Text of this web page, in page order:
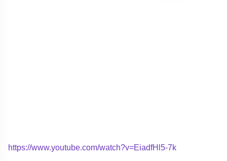
https://www.youtube.com/watch?v=EiadfHl5-7k